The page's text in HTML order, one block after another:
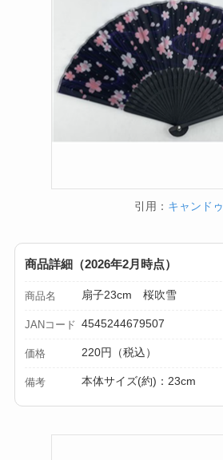
引用： キャンドゥ
商品詳細（2026年2月時点）
商品名 扇子23cm 桜吹雪
JANコード 4545244679507
価格 220円（税込）
備考 本体サイズ(約)：23cm